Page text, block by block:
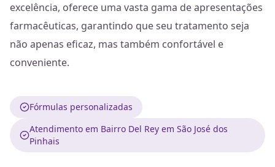
excelência, oferece uma vasta gama de apresentações
farmacêuticas, garantindo que seu tratamento seja
não apenas eficaz, mas também confortável e
conveniente.
Fórmulas personalizadas
Atendimento em Bairro Del Rey em São José dos
Pinhais